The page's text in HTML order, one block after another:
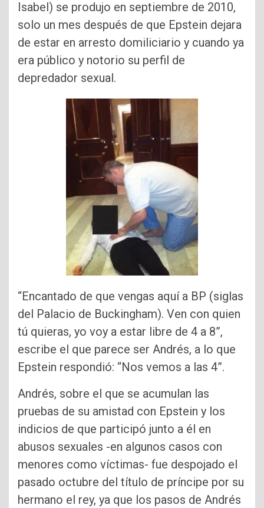
Isabel) se produjo en septiembre de 2010,
solo un mes después de que Epstein dejara
de estar en arresto domiliciario y cuando ya
era público y notorio su perfil de
depredador sexual.
“Encantado de que vengas aquí a BP (siglas
del Palacio de Buckingham). Ven con quien
tú quieras, yo voy a estar libre de 4 a 8”,
escribe el que parece ser Andrés, a lo que
Epstein respondió: “Nos vemos a las 4”.
Andrés, sobre el que se acumulan las
pruebas de su amistad con Epstein y los
indicios de que participó junto a él en
abusos sexuales -en algunos casos con
menores como víctimas- fue despojado el
pasado octubre del título de príncipe por su
hermano el rey, ya que los pasos de Andrés